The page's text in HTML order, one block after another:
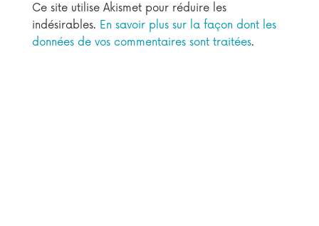
Ce site utilise Akismet pour réduire les
indésirables. En savoir plus sur la façon dont les
données de vos commentaires sont traitées.